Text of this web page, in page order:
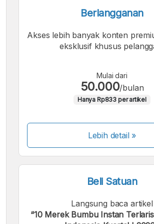
Berlangganan
Akses lebih banyak konten
eksklusif khusus
Mulai dari
50.000/bulan
Hanya Rp833 per artikel
Lebih detail »
Beli Satuan
Langsung baca artikel
“10 Merek Bumbu Instan